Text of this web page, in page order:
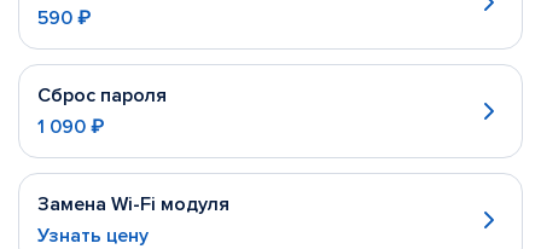
590 ₽
Сброс пароля
1 090 ₽
Замена Wi-Fi модуля
Узнать цену